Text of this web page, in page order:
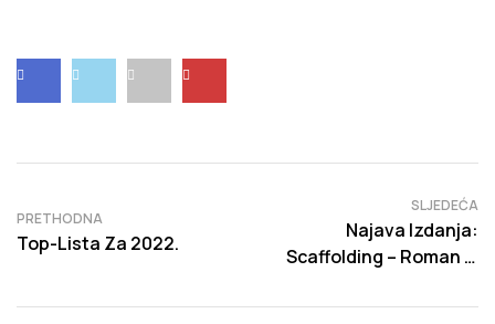
Navigacija
Članaka
PRETHODNA
Top-Lista Za 2022.
SLJEDEĆA
Najava Izdanja:
Scaffolding – Roman O
Sjećanjima